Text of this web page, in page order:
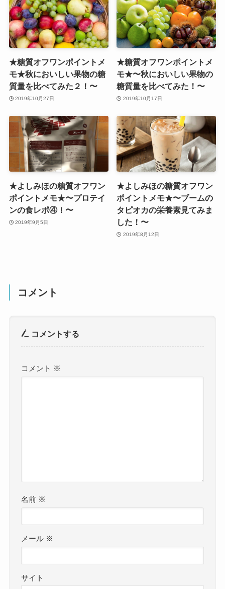
★糖質オフワンポイントメ
モ★秋においしい果物の糖
質量を比べてみた２！〜
2019年10月27日
★糖質オフワンポイントメ
モ★〜秋においしい果物の
糖質量を比べてみた！〜
2019年10月17日
★よしみほの糖質オフワン
ポイントメモ★〜プロテイ
ンの食レポ④！〜
2019年9月5日
★よしみほの糖質オフワン
ポイントメモ★〜ブームの
タピオカの栄養素見てみま
した！〜
2019年8月12日
コメント
コメントする
コメント ※
名前 ※
メール ※
サイト